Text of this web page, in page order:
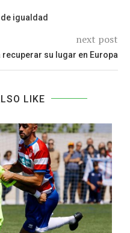
de igualdad
next post
recuperar su lugar en Europa
LIKE